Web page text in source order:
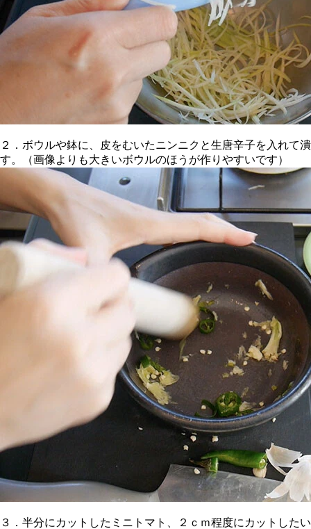
２．ボウルや鉢に、皮をむいたニンニクと生唐辛子を入れて潰
す。（画像よりも大きいボウルのほうが作りやすいです）
３．半分にカットしたミニトマト、２ｃｍ程度にカットしたい